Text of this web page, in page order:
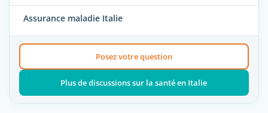
Assurance maladie Italie
Posez votre question
Plus de discussions sur la santé en Italie